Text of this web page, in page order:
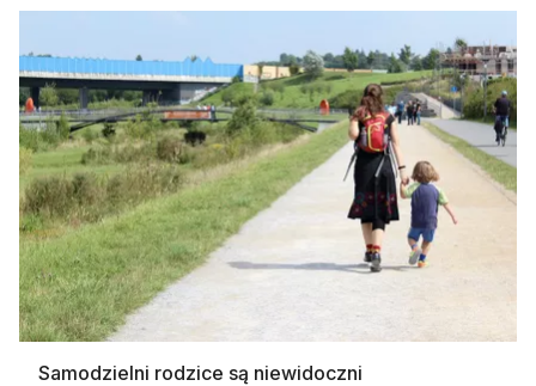
Samodzielni rodzice są niewidoczni